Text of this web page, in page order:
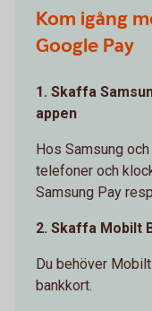
Kom igång
Google Pay
1. Skaffa
appen
Hos Samsung
telefoner och
Samsung Pay
2. Skaffa Mobilt
Du behöver
bankkort.